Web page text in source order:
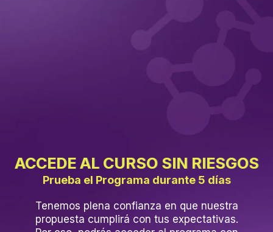
ACCEDE AL CURSO SIN RIESGOS
Prueba el Programa durante 5 días
Tenemos plena confianza en que nuestra
propuesta cumplirá con tus expectativas.